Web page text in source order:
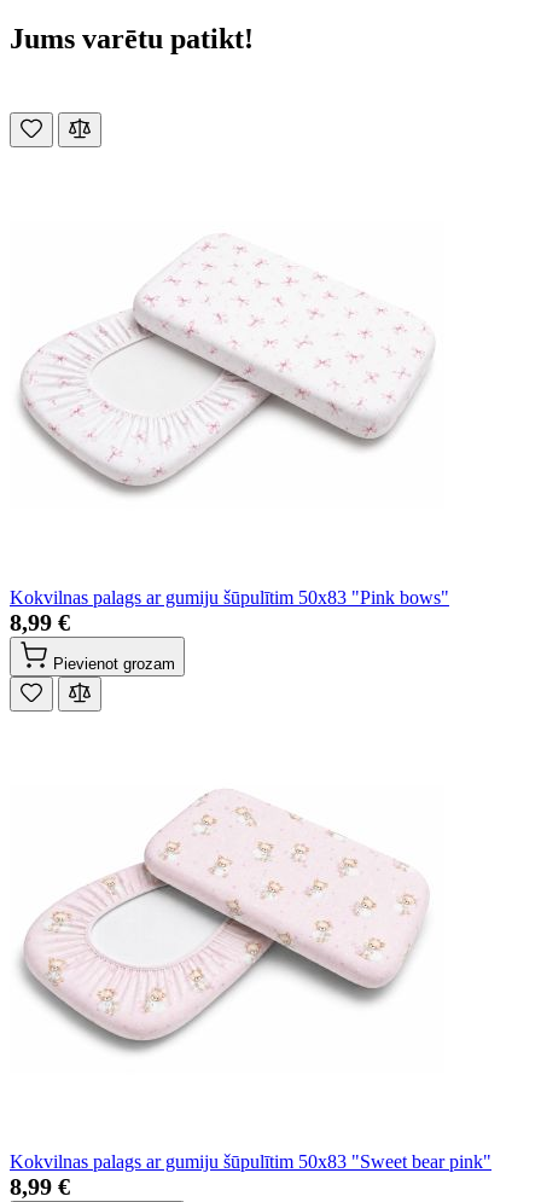
Jums varētu patikt!
Kokvilnas palags ar gumiju šūpulītim 50x83 "Pink bows"
8,99 €
Pievienot grozam
Kokvilnas palags ar gumiju šūpulītim 50x83 "Sweet bear pink"
8,99 €